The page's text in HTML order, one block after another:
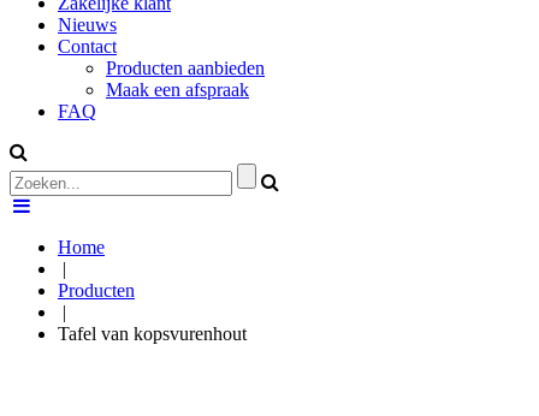
Nieuws
Contact
Producten aanbieden
Maak een afspraak
FAQ
Home
|
Producten
|
Tafel van kopsvurenhout